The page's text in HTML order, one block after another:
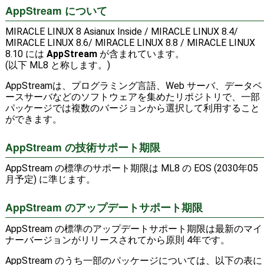
AppStream について
MIRACLE LINUX 8 Asianux Inside / MIRACLE LINUX 8.4/
MIRACLE LINUX 8.6/ MIRACLE LINUX 8.8 / MIRACLE LINUX
8.10 には AppStream が含まれています。
(以下 ML8 と称します。)
AppStreamは、プログラミング言語、Web サーバ、データベ
ースサーバなどのソフトウェアを集めたリポジトリで、一部
パッケージでは複数のバージョンから選択して利用すること
ができます。
AppStream の技術サポート期限
AppStream の標準のサポート期限は ML8 の EOS (2030年05
月予定) に準じます。
AppStream のアップデートサポート期限
AppStream の標準のアップデートサポート期限は最新のマイ
ナーバージョンがリリースされてから原則 4年です。
AppStream のうち一部のパッケージについては、以下の表に